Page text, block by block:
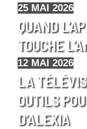
25 MAI 2026
QUAND
TOUCHE
12 MAI 2026
LA
OUTILS
D’ALEXIA